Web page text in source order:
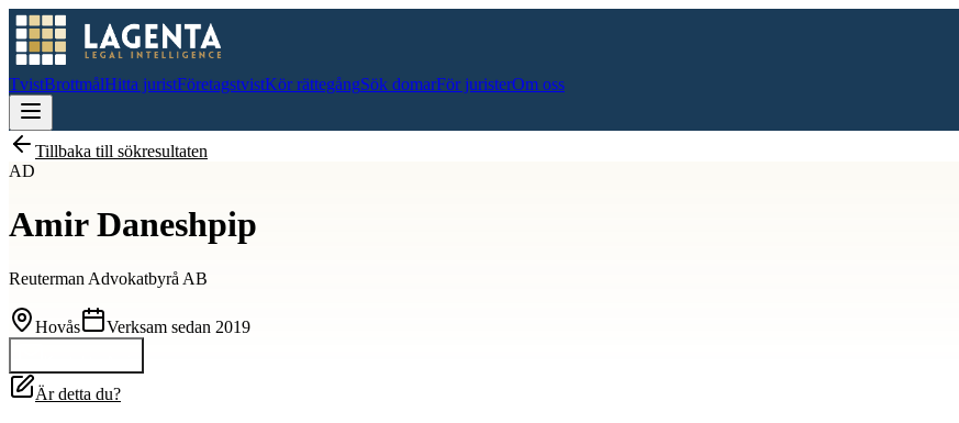
TvistBrottmålHitta juristFöretagstvistKör rättegångSök domarFör juristerOm oss
Tillbaka till sökresultaten
AD
Amir Daneshpip
Reuterman Advokatbyrå AB
Hovås Verksam sedan 2019
Är detta du?